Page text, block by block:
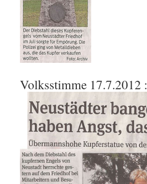
Volksstimme 17.7.2012 :